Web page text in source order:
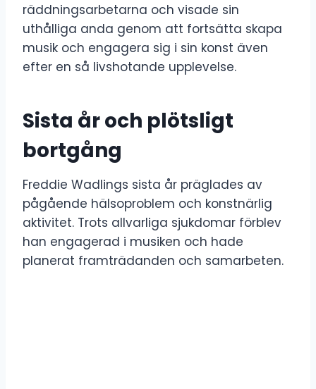
räddningsarbetarna och visade sin
uthålliga anda genom att fortsätta skapa
musik och engagera sig i sin konst även
efter en så livshotande upplevelse.
Sista år och plötsligt
bortgång
Freddie Wadlings sista år präglades av
pågående hälsoproblem och konstnärlig
aktivitet. Trots allvarliga sjukdomar förblev
han engagerad i musiken och hade
planerat framträdanden och samarbeten.